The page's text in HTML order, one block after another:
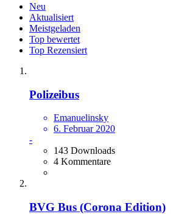
Neu
Aktualisiert
Meistgeladen
Top bewertet
Top Rezensiert
Polizeibus
Emanuelinsky
6. Februar 2020
-
143 Downloads
4 Kommentare
BVG Bus (Corona Edition)